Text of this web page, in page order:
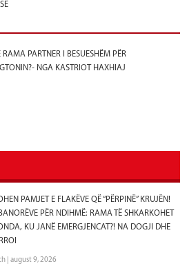
RAMA PARTNER I BESUESHËM PËR
NGA KASTRIOT HAXHIAJ
PAMJET E FLAKËVE QË “PËRPINË” KRUJËN!
PËR NDIHMË: RAMA TË SHKARKOHET
KU JANË EMERGJENCAT?! NA DOGJI DHE
| august 9, 2026